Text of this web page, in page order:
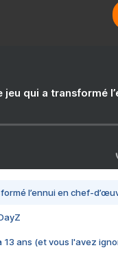
jeu qui a transformé
l’ennui en chef-
13 ans (et vous l'avez